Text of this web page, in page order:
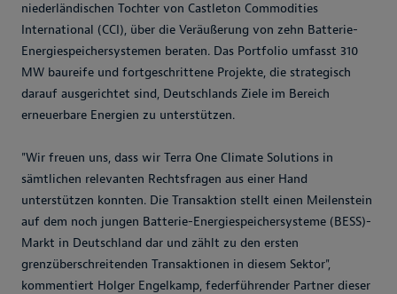
niederländischen Tochter von Castleton Commodities
International (CCI), über die Veräußerung von zehn Batterie-
Energiespeichersystemen beraten. Das Portfolio umfasst 310
MW baureife und fortgeschrittene Projekte, die strategisch
darauf ausgerichtet sind, Deutschlands Ziele im Bereich
erneuerbare Energien zu unterstützen.
"Wir freuen uns, dass wir Terra One Climate Solutions in
sämtlichen relevanten Rechtsfragen aus einer Hand
unterstützen konnten. Die Transaktion stellt einen Meilenstein
auf dem noch jungen Batterie-Energiespeichersysteme (BESS)-
Markt in Deutschland dar und zählt zu den ersten
grenzüberschreitenden Transaktionen in diesem Sektor",
kommentiert Holger Engelkamp, federführender Partner dieser